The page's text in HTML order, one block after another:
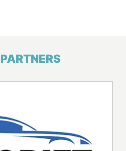
PARTNERS